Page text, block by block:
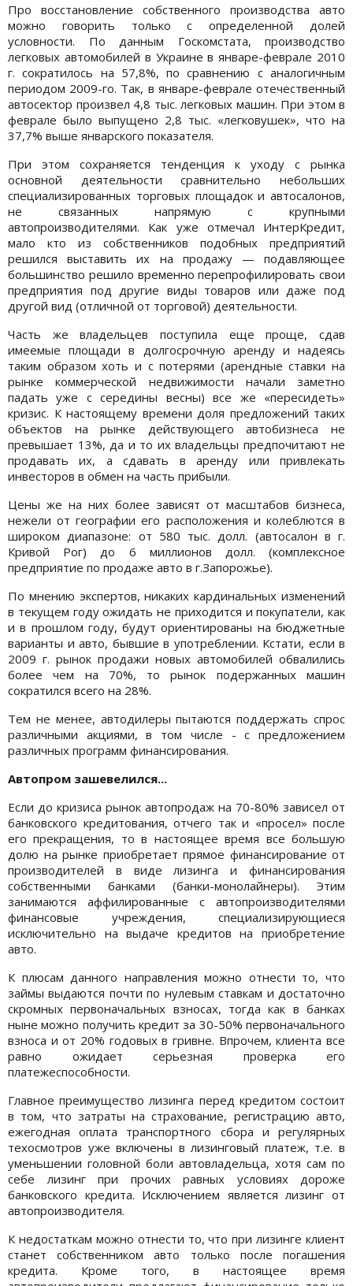
Про восстановление собственного производства авто
можно говорить только с определенной долей
условности. По данным Госкомстата, производство
легковых автомобилей в Украине в январе-феврале 2010
г. сократилось на 57,8%, по сравнению с аналогичным
периодом 2009-го. Так, в январе-феврале отечественный
автосектор произвел 4,8 тыс. легковых машин. При этом в
феврале было выпущено 2,8 тыс. «легковушек», что на
37,7% выше январского показателя.
При этом сохраняется тенденция к уходу с рынка
основной деятельности сравнительно небольших
специализированных торговых площадок и автосалонов,
не связанных напрямую с крупными
автопроизводителями. Как уже отмечал ИнтерКредит,
мало кто из собственников подобных предприятий
решился выставить их на продажу — подавляющее
большинство решило временно перепрофилировать свои
предприятия под другие виды товаров или даже под
другой вид (отличной от торговой) деятельности.
Часть же владельцев поступила еще проще, сдав
имеемые площади в долгосрочную аренду и надеясь
таким образом хоть и с потерями (арендные ставки на
рынке коммерческой недвижимости начали заметно
падать уже с середины весны) все же «пересидеть»
кризис. К настоящему времени доля предложений таких
объектов на рынке действующего автобизнеса не
превышает 13%, да и то их владельцы предпочитают не
продавать их, а сдавать в аренду или привлекать
инвесторов в обмен на часть прибыли.
Цены же на них более зависят от масштабов бизнеса,
нежели от географии его расположения и колеблются в
широком диапазоне: от 580 тыс. долл. (автосалон в г.
Кривой Рог) до 6 миллионов долл. (комплексное
предприятие по продаже авто в г.Запорожье).
По мнению экспертов, никаких кардинальных изменений
в текущем году ожидать не приходится и покупатели, как
и в прошлом году, будут ориентированы на бюджетные
варианты и авто, бывшие в употреблении. Кстати, если в
2009 г. рынок продажи новых автомобилей обвалились
более чем на 70%, то рынок подержанных машин
сократился всего на 28%.
Тем не менее, автодилеры пытаются поддержать спрос
различными акциями, в том числе - с предложением
различных программ финансирования.
Автопром зашевелился...
Если до кризиса рынок автопродаж на 70-80% зависел от
банковского кредитования, отчего так и «просел» после
его прекращения, то в настоящее время все большую
долю на рынке приобретает прямое финансирование от
производителей в виде лизинга и финансирования
собственными банками (банки-монолайнеры). Этим
занимаются аффилированные с автопроизводителями
финансовые учреждения, специализирующиеся
исключительно на выдаче кредитов на приобретение
авто.
К плюсам данного направления можно отнести то, что
займы выдаются почти по нулевым ставкам и достаточно
скромных первоначальных взносах, тогда как в банках
ныне можно получить кредит за 30-50% первоначального
взноса и от 20% годовых в гривне. Впрочем, клиента все
равно ожидает серьезная проверка его
платежеспособности.
Главное преимущество лизинга перед кредитом состоит
в том, что затраты на страхование, регистрацию авто,
ежегодная оплата транспортного сбора и регулярных
техосмотров уже включены в лизинговый платеж, т.е. в
уменьшении головной боли автовладельца, хотя сам по
себе лизинг при прочих равных условиях дороже
банковского кредита. Исключением является лизинг от
автопроизводителя.
К недостаткам можно отнести то, что при лизинге клиент
станет собственником авто только после погашения
кредита. Кроме того, в настоящее время